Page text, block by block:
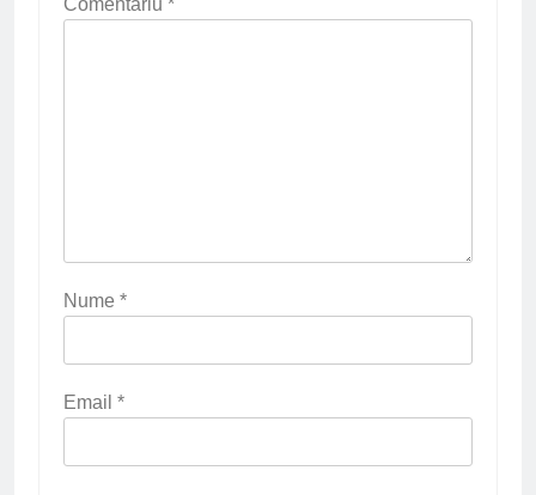
Comentariu *
Nume *
Email *